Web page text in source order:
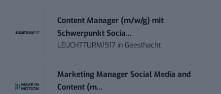
Content Manager (m/w/g) mit
Schwerpunkt Socia...
LEUCHTTURM1917 in Geesthacht
Marketing Manager Social Media and
Content (m...